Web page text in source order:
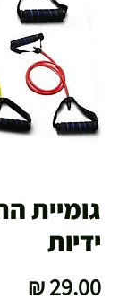
גומיית
ידיות